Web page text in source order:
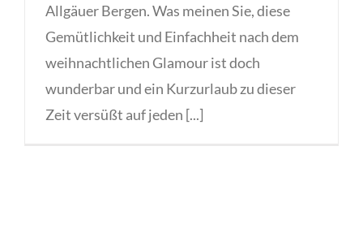
Allgäuer Bergen. Was meinen Sie, diese
Gemütlichkeit und Einfachheit nach dem
weihnachtlichen Glamour ist doch
wunderbar und ein Kurzurlaub zu dieser
Zeit versüßt auf jeden [...]